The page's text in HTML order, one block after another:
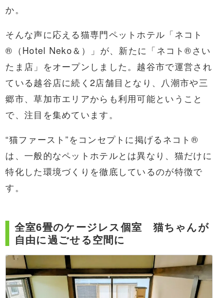
か。
そんな声に応える猫専門ペットホテル「ネコト
®（Hotel Neko＆）」が、新たに「ネコト®さい
たま店」をオープンしました。越谷市で運営され
ている越谷店に続く2店舗目となり、八潮市や三
郷市、草加市エリアからも利用可能ということ
で、注目を集めています。
“猫ファースト”をコンセプトに掲げるネコト®
は、一般的なペットホテルとは異なり、猫だけに
特化した環境づくりを徹底しているのが特徴で
す。
全室6畳のケージレス個室 猫ちゃんが
自由に過ごせる空間に